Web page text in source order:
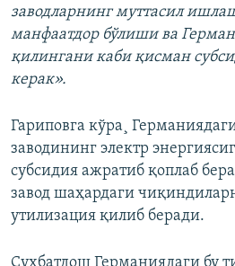
заводларнинг муттасил
манфаатдор бўлиши ва
қилингани каби қисман
керак».
Гариповга кўра¸
заводининг электр
субсидия ажратиб қоплаб
завод шаҳардаги
утилизация қилиб беради.